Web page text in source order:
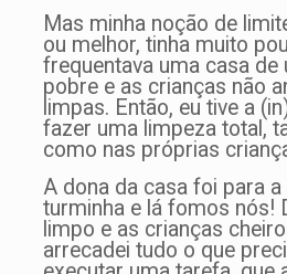
Mas minha noção de
ou melhor, tinha muito
frequentava uma casa de
pobre e as crianças não
limpas. Então, eu tive a
fazer uma limpeza total,
como nas próprias
A dona da casa foi para a
turminha e lá fomos nós!
limpo e as crianças
arrecadei tudo o que